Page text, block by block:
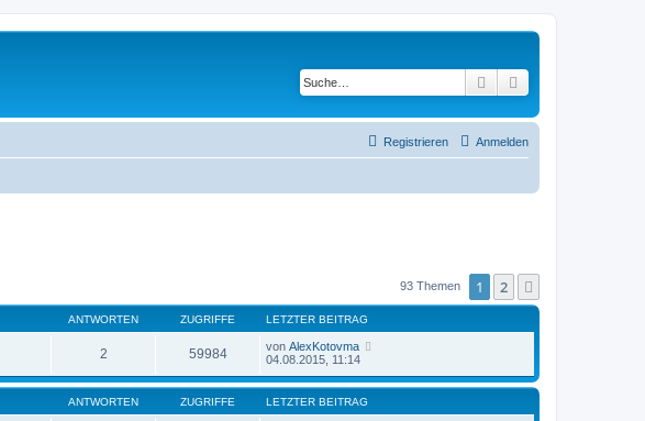
Suche
Anmelden
Registrieren
93 Themen 1 2
ANTWORTEN ZUGRIFFE LETZTER BEITRAG
2 59984 von AlexKotovma
04.08.2015, 11:14
ANTWORTEN ZUGRIFFE LETZTER BEITRAG